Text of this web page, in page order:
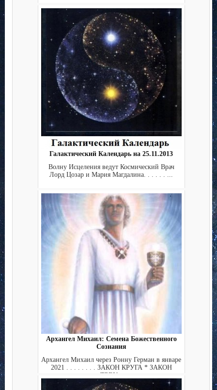
Галактический Календарь на 25.11.2013
Волну Исцеления ведут Космический Врач
Лорд Цозар и Мария Магдалина. . . . . . ...
Архангел Михаил: Семена Божественного
Сознания
Архангел Михаил через Ронну Герман в январе
2021 . . . . . . . . ЗАКОН КРУГА * ЗАКОН
ТРЕУ...